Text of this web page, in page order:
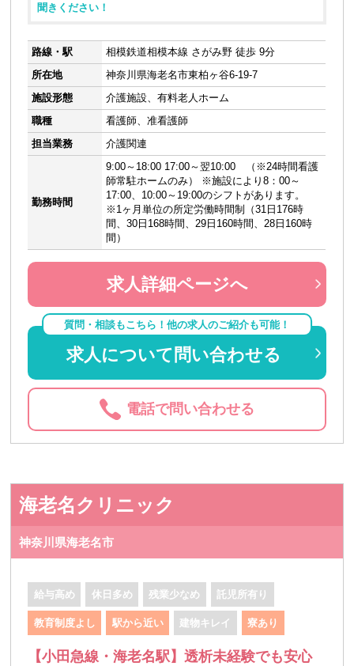
聞きください！
路線・駅
相模鉄道相模本線 さがみ野 徒歩 9分
所在地
神奈川県海老名市東柏ヶ谷6-19-7
施設形態
介護施設、有料老人ホーム
職種
看護師、准看護師
担当業務
介護関連
勤務時間
9:00～18:00 17:00～翌10:00 （※24時間看護
師常駐ホームのみ） ※施設により8：00～
17:00、10:00～19:00のシフトがあります。
※1ヶ月単位の所定労働時間制（31日176時
間、30日168時間、29日160時間、28日160時
間）
求人詳細ページへ
質問・相談もこちら！他の求人のご紹介も可能！
求人について問い合わせる
電話で問い合わせる
海老名クリニック
神奈川県海老名市
給与高め 休日多め 残業少なめ 託児所有り
教育制度よし 駅から近い 建物キレイ 寮あり
【小田急線・海老名駅】透析未経験でも安心